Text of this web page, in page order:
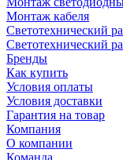
Монтаж кабеля
Светотехнический
Светотехнический
Бренды
Как купить
Условия оплаты
Условия доставки
Гарантия на товар
Компания
О компании
Команда